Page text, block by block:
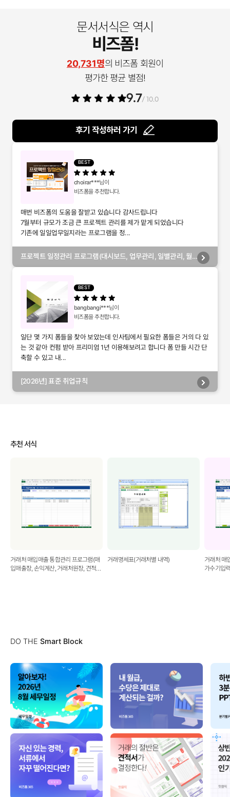
문서서식은 역시
비즈폼!
20,731명의 비즈폼 회원이
평가한 평균 별점!
9.7/ 10.0
후기 작성하러 가기
BEST
choirar***님이
비즈폼을 추천합니다.
매번 비즈폼의 도움을 잘받고 있습니다 감사드립니다
7월부터 규모가 조금 큰 프로젝트 관리를 제가 맡게 되었습니다
기존에 일일업무일지라는 프로그램을 정...
프로젝트 일정관리 프로그램(대시보드, 업무관리, 일별관리, 월
BEST
bangbangi***님이
비즈폼을 추천합니다.
일단 몇 가지 폼들을 찾아 보았는데 인사팀에서 필요한 폼들은 거의 다 있
는 것 같아 컨펌 받아 프리미엄 1년 이용해보려고 합니다 폼 만들 시간 단
축할 수 있고 내...
[2026년] 표준 취업규칙
추천 서식
거래처 매입매출 통합관리 프로그램(매
입매출장, 손익계산, 거래처원장, 견적서,
거래명세표(거래처별 내역)
거래처 매
가수기입
DO THE Smart Block